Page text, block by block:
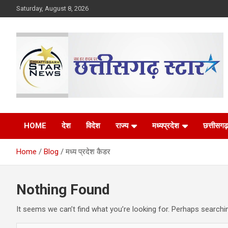
to
Saturday, August 8, 2026
Chhattisgarh Star
HOME देश विदेश राज्य मध्यप्रदेश छत्तीसगढ़
Home Blog मध्य प्रदेश कैडर
Nothing Found
It seems we can’t find what you’re looking for. Perhaps